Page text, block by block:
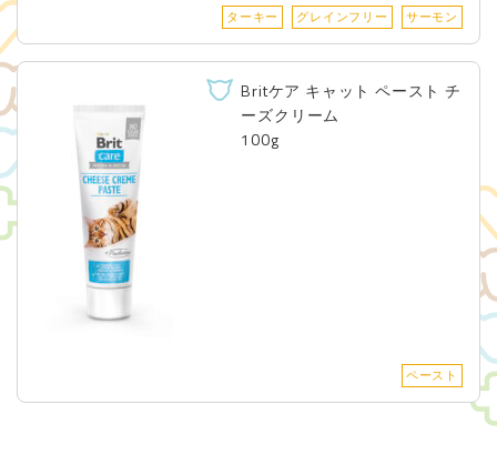
ターキー グレインフリー サーモン
Britケア キャット ペースト チ
ーズクリーム
100g
ペースト